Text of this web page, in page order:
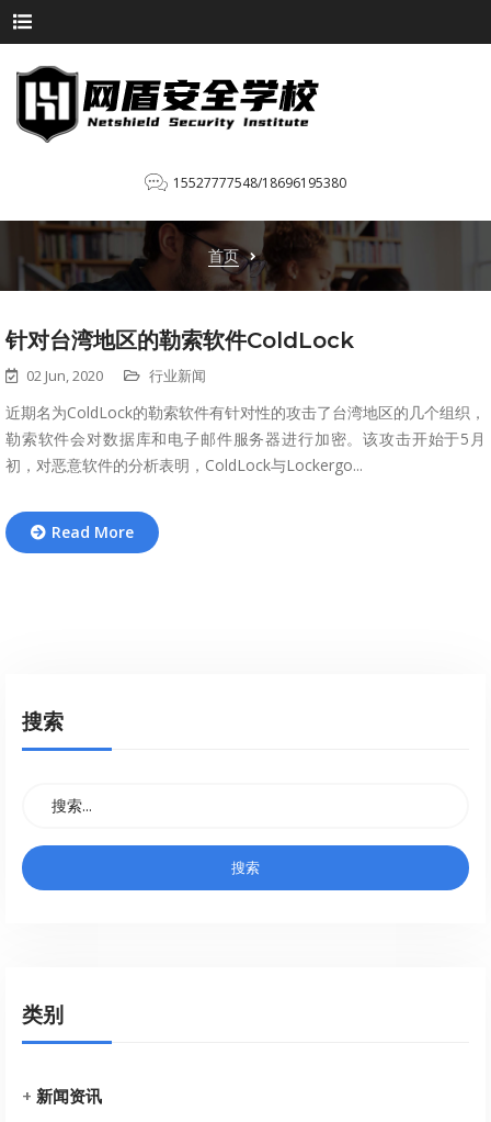
15527777548/18696195380
首页
针对台湾地区的勒索软件ColdLock
02 Jun, 2020 行业新闻
近期名为ColdLock的勒索软件有针对性的攻击了台湾地区的几个组织，
勒索软件会对数据库和电子邮件服务器进行加密。该攻击开始于5月
初，对恶意软件的分析表明，ColdLock与Lockergo...
Read More
搜索
类别
+ 新闻资讯